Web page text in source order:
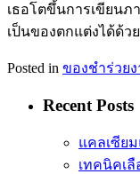
เธอโตขึ้นการเขียน
เป็นของตกแต่งได้ด้
Posted in ของชำร่วย
Recent Posts
แคลเซีย
เทคนิคเ